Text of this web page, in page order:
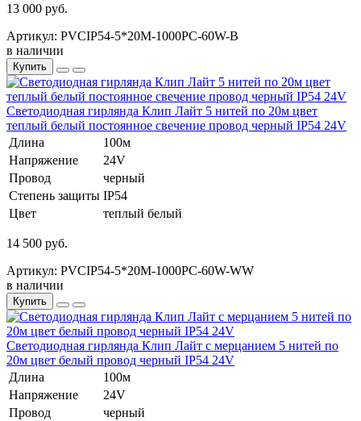
13 000 руб.
Артикул: PVCIP54-5*20M-1000PC-60W-B
в наличии
Купить
Светодиодная гирлянда Клип Лайт 5 нитей по 20м цвет
теплый белый постоянное свечение провод черный IP54 24V
Длина
100м
Напряжение
24V
Провод
черный
Степень защиты IP54
Цвет
теплый белый
14 500 руб.
Артикул: PVCIP54-5*20M-1000PC-60W-WW
в наличии
Купить
Светодиодная гирлянда Клип Лайт с мерцанием 5 нитей по
20м цвет белый провод черный IP54 24V
Длина
100м
Напряжение
24V
Провод
черный